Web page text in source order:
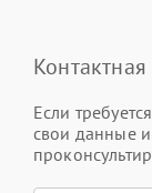
Если
свои данные